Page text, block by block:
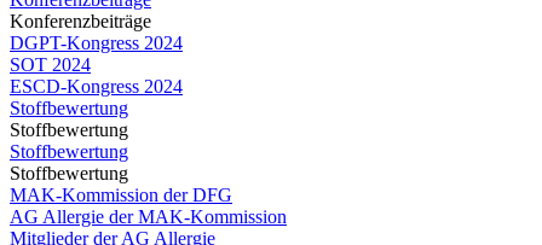
Konferenzbeiträge
DGPT-Kongress 2024
SOT 2024
ESCD-Kongress 2024
Stoffbewertung
Stoffbewertung
Stoffbewertung
Stoffbewertung
MAK-Kommission der DFG
AG Allergie der MAK-Kommission
Mitglieder der AG Allergie